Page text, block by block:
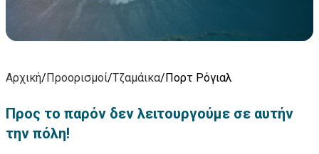
Αρχική/Προορισμοί/Τζαμάικα/Πορτ Ρόγιαλ
Προς το παρόν δεν λειτουργούμε σε αυτήν
την πόλη!